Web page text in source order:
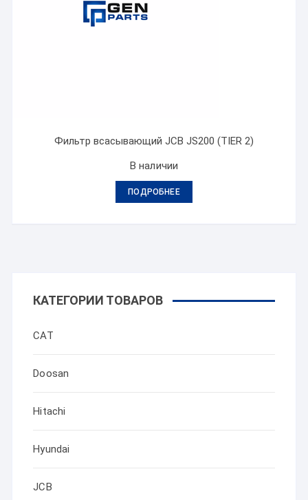
Фильтр всасывающий JCB JS200 (TIER 2)
В наличии
ПОДРОБНЕЕ
КАТЕГОРИИ ТОВАРОВ
CAT
Doosan
Hitachi
Hyundai
JCB